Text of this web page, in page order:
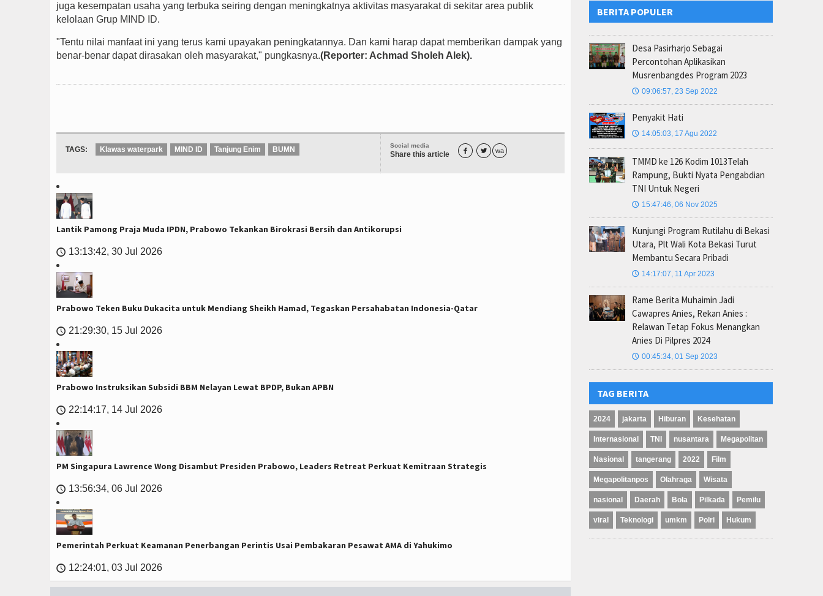
juga kesempatan usaha yang terbuka seiring dengan meningkatnya aktivitas masyarakat di sekitar area publik
kelolaan Grup MIND ID.
"Tentu nilai manfaat ini yang terus kami upayakan peningkatannya. Dan kami harap dapat memberikan dampak yang
benar-benar dapat dirasakan oleh masyarakat," pungkasnya.(Reporter: Achmad Sholeh Alek).
Social media
Share this article   wa
TAGS: Klawas waterpark MIND ID Tanjung Enim BUMN
Lantik Pamong Praja Muda IPDN, Prabowo Tekankan Birokrasi Bersih dan Antikorupsi
🕔 13:13:42, 30 Jul 2026
Prabowo Teken Buku Dukacita untuk Mendiang Sheikh Hamad, Tegaskan Persahabatan Indonesia-Qatar
🕔 21:29:30, 15 Jul 2026
Prabowo Instruksikan Subsidi BBM Nelayan Lewat BPDP, Bukan APBN
🕔 22:14:17, 14 Jul 2026
PM Singapura Lawrence Wong Disambut Presiden Prabowo, Leaders Retreat Perkuat Kemitraan Strategis
🕔 13:56:34, 06 Jul 2026
Pemerintah Perkuat Keamanan Penerbangan Perintis Usai Pembakaran Pesawat AMA di Yahukimo
🕔 12:24:01, 03 Jul 2026
BERITA POPULER
Desa Pasirharjo Sebagai
Percontohan Aplikasikan
Musrenbangdes Program 2023
🕔 09:06:57, 23 Sep 2022
Penyakit Hati
🕔 14:05:03, 17 Agu 2022
TMMD ke 126 Kodim 1013Telah
Rampung, Bukti Nyata Pengabdian
TNI Untuk Negeri
🕔 15:47:46, 06 Nov 2025
Kunjungi Program Rutilahu di Bekasi
Utara, Plt Wali Kota Bekasi Turut
Membantu Secara Pribadi
🕔 14:17:07, 11 Apr 2023
Rame Berita Muhaimin Jadi
Cawapres Anies, Rekan Anies :
Relawan Tetap Fokus Menangkan
Anies Di Pilpres 2024
🕔 00:45:34, 01 Sep 2023
TAG BERITA
2024 jakarta Hiburan Kesehatan
Internasional TNI nusantara Megapolitan
Nasional tangerang 2022 Film
Megapolitanpos Olahraga Wisata
nasional Daerah Bola Pilkada Pemilu
viral Teknologi umkm Polri Hukum